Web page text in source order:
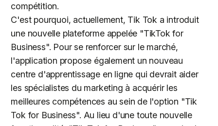
compétition.
C'est pourquoi, actuellement, Tik Tok a introduit
une nouvelle plateforme appelée "TikTok for
Business". Pour se renforcer sur le marché,
l'application propose également un nouveau
centre d'apprentissage en ligne qui devrait aider
les spécialistes du marketing à acquérir les
meilleures compétences au sein de l'option "Tik
Tok for Business". Au lieu d'une toute nouvelle